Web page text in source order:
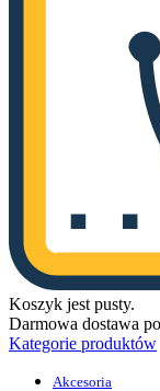
Koszyk jest pusty.
Darmowa dostawa
Kategorie produktów
Akcesoria